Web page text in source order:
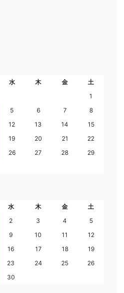
水 木 金
土
1
5 6 7
8
12 13 14
15
19 20 21
22
26 27 28
29
水 木 金
土
2 3 4
5
9 10 11
12
16 17 18
19
23 24 25
26
30